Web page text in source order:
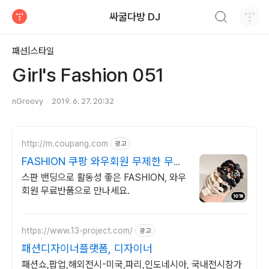
싸굴다방 DJ
패션|스타일
Girl's Fashion 051
nGroovy 2019. 6. 27. 20:32
http://m.coupang.com 광고
FASHION 쿠팡 와우회원 무제한 무료
배송
스판 밴딩으로 활동성 좋은 FASHION, 와우
회원 무료반품으로 만나세요.
https://www.13-project.com/ 광고
패션디자이너플랫폼, 디자이너
패션쇼,팝업,해외전시-미국,파리,인도네시아, 국내전시참가